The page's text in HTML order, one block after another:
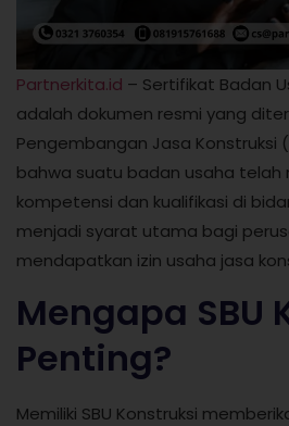
Partnerkita.id – Sertifikat Badan
adalah dokumen resmi yang
Pengembangan Jasa Konstruksi
bahwa suatu badan usaha
kompetensi dan kualifikasi di
menjadi syarat utama bagi
mendapatkan izin usaha jasa
Mengapa SBU
Penting?
Memiliki SBU Konstruksi